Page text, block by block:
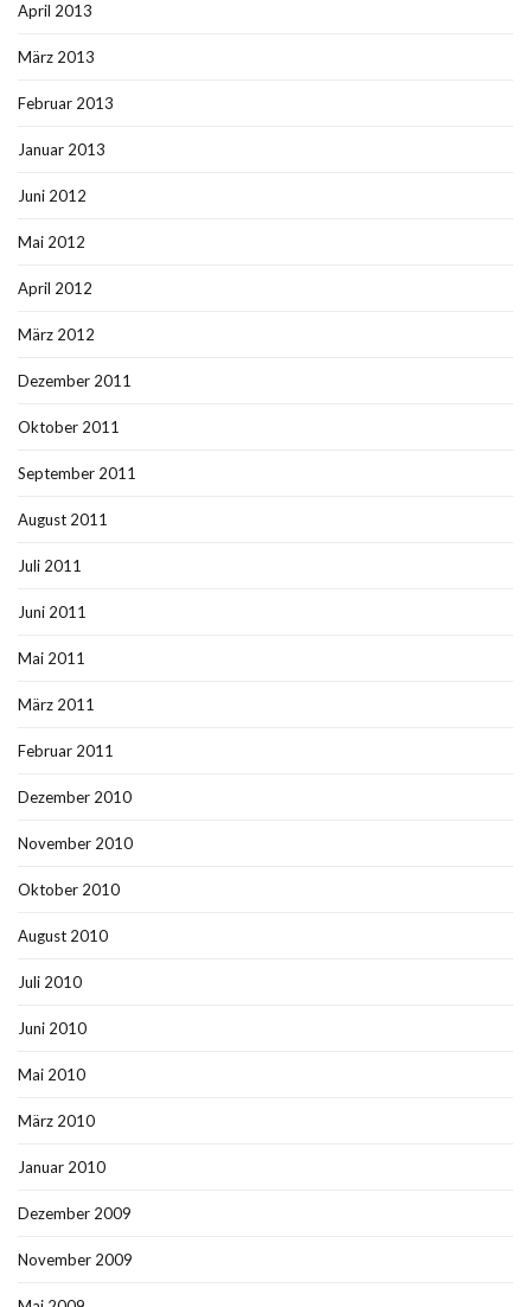
April 2013
März 2013
Februar 2013
Januar 2013
Juni 2012
Mai 2012
April 2012
März 2012
Dezember 2011
Oktober 2011
September 2011
August 2011
Juli 2011
Juni 2011
Mai 2011
März 2011
Februar 2011
Dezember 2010
November 2010
Oktober 2010
August 2010
Juli 2010
Juni 2010
Mai 2010
März 2010
Januar 2010
Dezember 2009
November 2009